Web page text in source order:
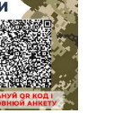
два
втрати
штрафів для